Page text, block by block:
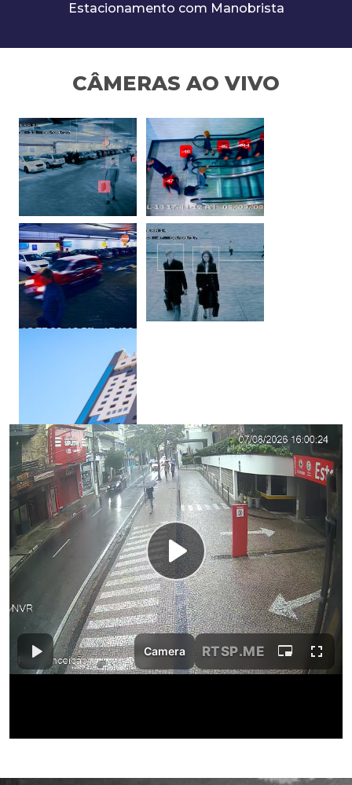
Estacionamento com Manobrista
CÂMERAS AO VIVO